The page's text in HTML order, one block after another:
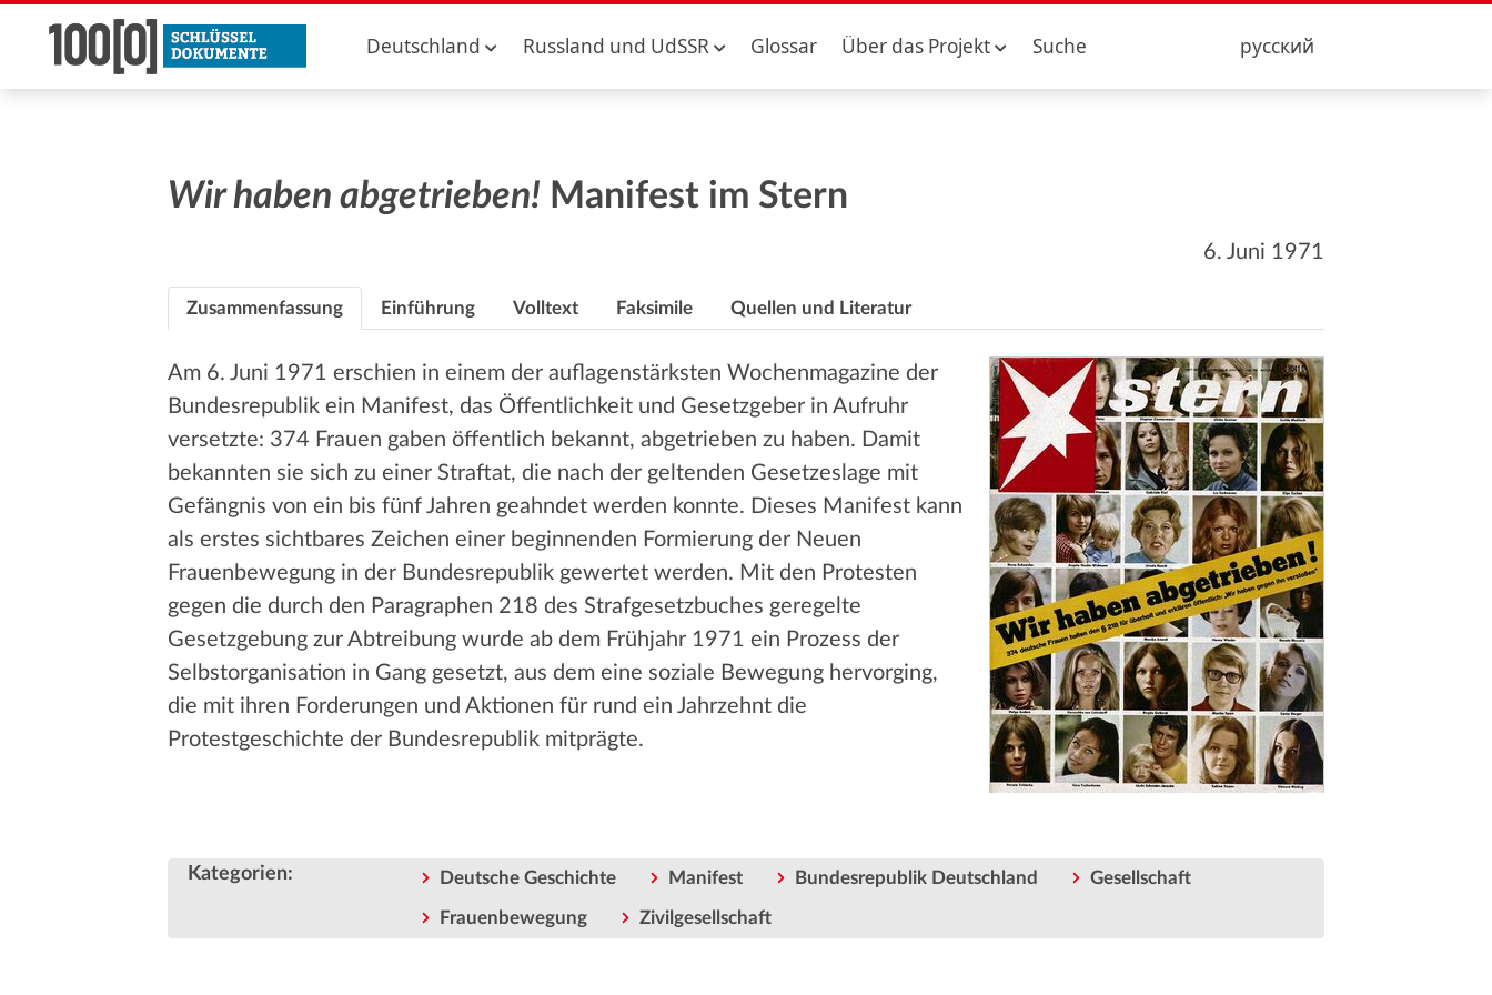
Deutschland Russland und UdSSR Glossar Über das Projekt Suche русский
Wir haben abgetrieben! Manifest im Stern
6. Juni 1971
Zusammenfassung Einführung Volltext Faksimile Quellen und Literatur
Am 6. Juni 1971 erschien in einem der auflagenstärksten Wochenmagazine der
Bundesrepublik ein Manifest, das Öffentlichkeit und Gesetzgeber in Aufruhr
versetzte: 374 Frauen gaben öffentlich bekannt, abgetrieben zu haben. Damit
bekannten sie sich zu einer Straftat, die nach der geltenden Gesetzeslage mit
Gefängnis von ein bis fünf Jahren geahndet werden konnte. Dieses Manifest kann
als erstes sichtbares Zeichen einer beginnenden Formierung der Neuen
Frauenbewegung in der Bundesrepublik gewertet werden. Mit den Protesten
gegen die durch den Paragraphen 218 des Strafgesetzbuches geregelte
Gesetzgebung zur Abtreibung wurde ab dem Frühjahr 1971 ein Prozess der
Selbstorganisation in Gang gesetzt, aus dem eine soziale Bewegung hervorging,
die mit ihren Forderungen und Aktionen für rund ein Jahrzehnt die
Protestgeschichte der Bundesrepublik mitprägte.
Kategorien: Deutsche Geschichte Manifest Bundesrepublik Deutschland Gesellschaft
Frauenbewegung Zivilgesellschaft